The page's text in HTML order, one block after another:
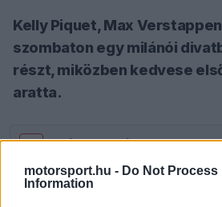
motorsport.hu - Do Not Process
Information
Kelly Piquet, Max
szombaton egy milánói
részt, miközben kedvese
aratta.
SZÓLJ HOZZÁ TE IS!